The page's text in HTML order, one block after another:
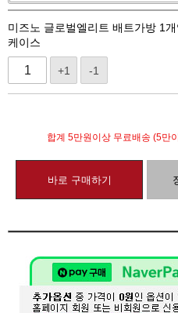
미즈노 글로벌엘리트 배트가방 1
케이스
+1 -1
합계 5만원이상 무료배송 (5만
바로 구매하기